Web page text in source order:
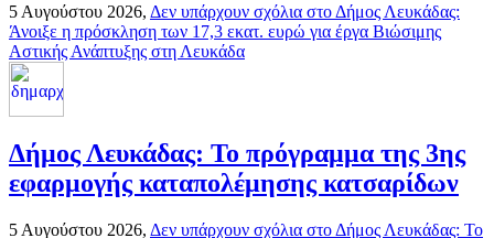
5 Αυγούστου 2026, Δεν υπάρχουν σχόλια στο Δήμος Λευκάδας:
Άνοιξε η πρόσκληση των 17,3 εκατ. ευρώ για έργα Βιώσιμης
Αστικής Ανάπτυξης στη Λευκάδα
Δήμος Λευκάδας: Το πρόγραμμα της 3ης
εφαρμογής καταπολέμησης κατσαρίδων
5 Αυγούστου 2026, Δεν υπάρχουν σχόλια στο Δήμος Λευκάδας: Το